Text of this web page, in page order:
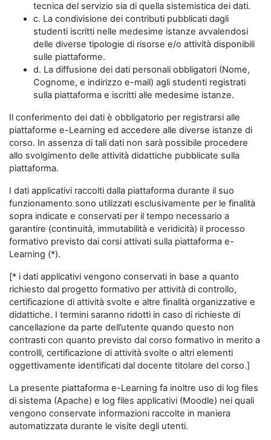
tecnica del servizio sia di quella sistemistica dei dati.
c. La condivisione dei contributi pubblicati dagli
studenti iscritti nelle medesime istanze avvalendosi
delle diverse tipologie di risorse e/o attività disponibili
sulle piattaforme.
d. La diffusione dei dati personali obbligatori (Nome,
Cognome, e indirizzo e-mail) agli studenti registrati
sulla piattaforma e iscritti alle medesime istanze.
Il conferimento dei dati è obbligatorio per registrarsi alle
piattaforme e-Learning ed accedere alle diverse istanze di
corso. In assenza di tali dati non sarà possibile procedere
allo svolgimento delle attività didattiche pubblicate sulla
piattaforma.
I dati applicativi raccolti dalla piattaforma durante il suo
funzionamento sono utilizzati esclusivamente per le finalità
sopra indicate e conservati per il tempo necessario a
garantire (continuità, immutabilità e veridicità) il processo
formativo previsto dai corsi attivati sulla piattaforma e-
Learning (*).
[* i dati applicativi vengono conservati in base a quanto
richiesto dal progetto formativo per attività di controllo,
certificazione di attività svolte e altre finalità organizzative e
didattiche. I termini saranno ridotti in caso di richieste di
cancellazione da parte dell’utente quando questo non
contrasti con quanto previsto dal corso formativo in merito a
controlli, certificazione di attività svolte o altri elementi
oggettivamente identificati dal docente titolare del corso.]
La presente piattaforma e-Learning fa inoltre uso di log files
di sistema (Apache) e log files applicativi (Moodle) nei quali
vengono conservate informazioni raccolte in maniera
automatizzata durante le visite degli utenti.